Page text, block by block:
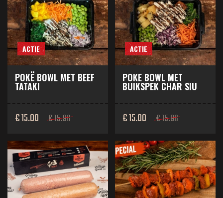
ACTIE
POKË BOWL MET BEEF
TATAKI
€ 15.00 € 15.96
ACTIE
POKE BOWL MET
BUIKSPEK CHAR SIU
€ 15.00 € 15.96